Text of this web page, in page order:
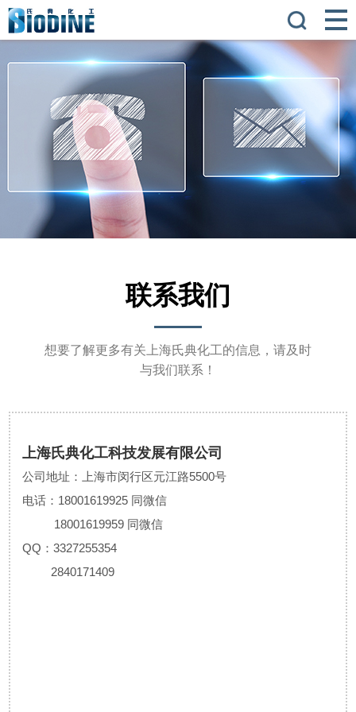
联系我们
想要了解更多有关上海氏典化工的信息，请及时
与我们联系！
上海氏典化工科技发展有限公司
公司地址：上海市闵行区元江路5500号
电话：18001619925 同微信
18001619959 同微信
QQ：3327255354
2840171409